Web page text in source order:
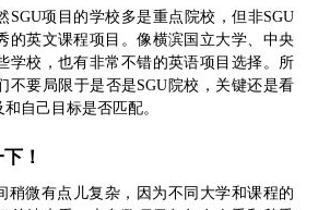
SGU项目的学校多是重点院校，但非SGU
的英文课程项目。像横滨国立大学、中央
学校，也有非常不错的英语项目选择。所
不要局限于是否是SGU院校，关键还是看
自己目标是否匹配。
！
稍微有点儿复杂，因为不同大学和课程的